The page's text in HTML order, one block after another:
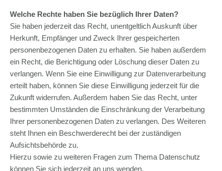
Welche Rechte haben Sie bezüglich Ihrer Daten?
Sie haben jederzeit das Recht, unentgeltlich Auskunft über
Herkunft, Empfänger und Zweck Ihrer gespeicherten
personenbezogenen Daten zu erhalten. Sie haben außerdem
ein Recht, die Berichtigung oder Löschung dieser Daten zu
verlangen. Wenn Sie eine Einwilligung zur Datenverarbeitung
erteilt haben, können Sie diese Einwilligung jederzeit für die
Zukunft widerrufen. Außerdem haben Sie das Recht, unter
bestimmten Umständen die Einschränkung der Verarbeitung
Ihrer personenbezogenen Daten zu verlangen. Des Weiteren
steht Ihnen ein Beschwerderecht bei der zuständigen
Aufsichtsbehörde zu.
Hierzu sowie zu weiteren Fragen zum Thema Datenschutz
können Sie sich jederzeit an uns wenden.